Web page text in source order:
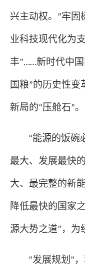
兴主动权。 ”牢固
业科技现代化为
丰”……新时代中
国粮”的历史性变
新局的“压舱石”。
“能源的饭碗
最大、发展最快
大、最完整的新
降低最快的国家
源大势之道” ，为
“发展规划 ”